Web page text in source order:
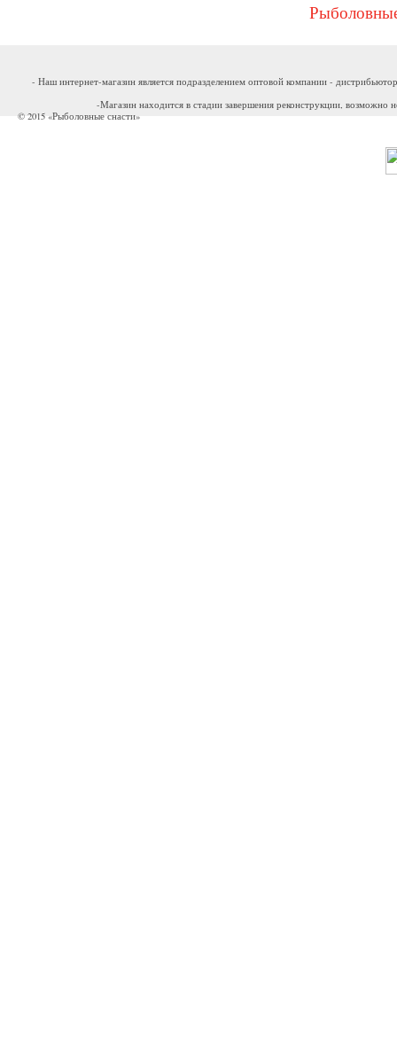
- Наш интернет-магазин является подразделением оптовой компании -
-Магазин находится в стадии завершения реконструкции, возможно
© 2015 «Рыболовные снасти»